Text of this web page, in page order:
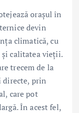
orașul în
devin
climatică, cu
calitatea vieții.
trecem de la
directe, prin
care pot
În acest fel,